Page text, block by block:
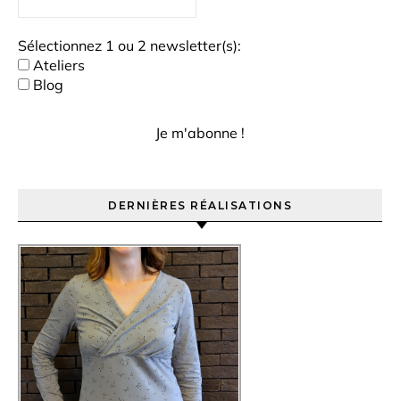
Sélectionnez 1 ou 2 newsletter(s):
Ateliers
Blog
DERNIÈRES RÉALISATIONS